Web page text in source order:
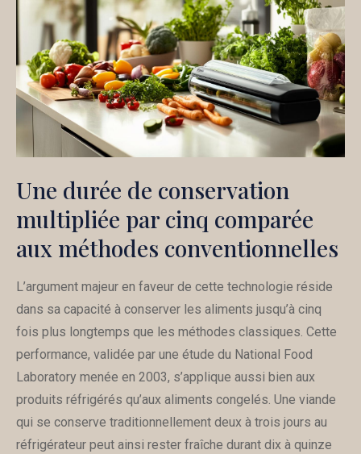
Une durée de conservation
multipliée par cinq comparée
aux méthodes conventionnelles
L’argument majeur en faveur de cette technologie réside
dans sa capacité à conserver les aliments jusqu’à cinq
fois plus longtemps que les méthodes classiques. Cette
performance, validée par une étude du National Food
Laboratory menée en 2003, s’applique aussi bien aux
produits réfrigérés qu’aux aliments congelés. Une viande
qui se conserve traditionnellement deux à trois jours au
réfrigérateur peut ainsi rester fraîche durant dix à quinze